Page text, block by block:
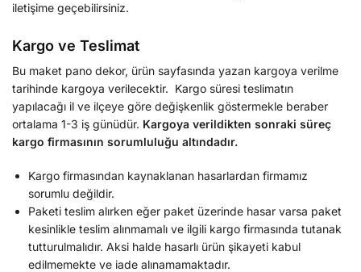
iletişime geçebilirsiniz.
Kargo ve Teslimat
Bu maket pano dekor, ürün sayfasında yazan kargoya verilme
tarihinde kargoya verilecektir. Kargo süresi teslimatın
yapılacağı il ve ilçeye göre değişkenlik göstermekle beraber
ortalama 1-3 iş günüdür. Kargoya verildikten sonraki süreç
kargo firmasının sorumluluğu altındadır.
Kargo firmasından kaynaklanan hasarlardan firmamız
sorumlu değildir.
Paketi teslim alırken eğer paket üzerinde hasar varsa paket
kesinlikle teslim alınmamalı ve ilgili kargo firmasında tutanak
tutturulmalıdır. Aksi halde hasarlı ürün şikayeti kabul
edilmemekte ve iade alınamamaktadır.